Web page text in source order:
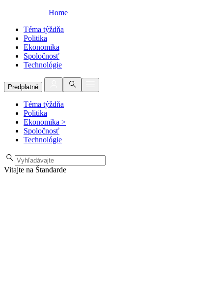
Home
Téma týždňa
Politika
Ekonomika
Spoločnosť
Technológie
Predplatné
Téma týždňa
Politika
Ekonomika >
Spoločnosť
Technológie
Vitajte na Štandarde